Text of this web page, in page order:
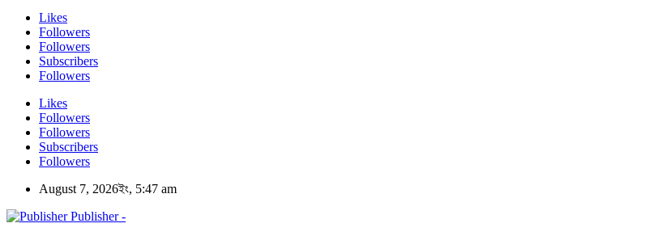
Likes
Followers
Followers
Subscribers
Followers
Likes
Followers
Followers
Subscribers
Followers
August 7, 2026ইং, 5:47 am
Publisher -